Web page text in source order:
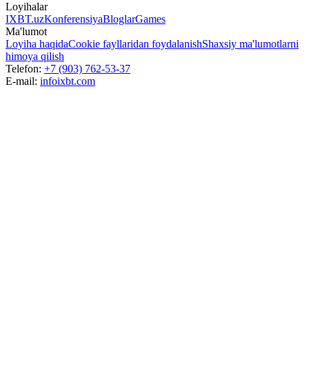
Loyihalar
IXBT.uzKonferensiyaBloglarGames
Ma'lumot
Loyiha haqidaCookie fayllaridan foydalanishShaxsiy ma'lumotlarni
himoya qilish
Telefon: +7 (903) 762-53-37
E-mail: infoixbt.com